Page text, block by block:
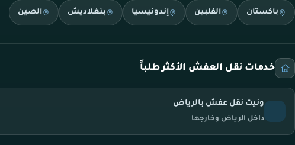
باكستان الفلبين إندونيسيا بنغلاديش الصين
خدمات نقل العفش الأكثر طلباً
ونيت نقل عفش بالرياض
داخل الرياض وخارجها